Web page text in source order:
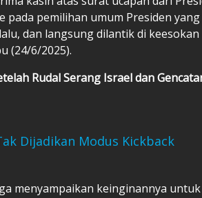
pada pemilihan umum Presiden yang
dan langsung dilantik di keesokan
(24/6/2025).
Rudal Serang Israel dan
Dijadikan Modus Kickback
menyampaikan keinginannya untuk